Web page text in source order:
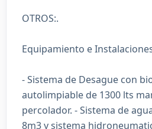
OTROS:.
Equipamiento e
- Sistema de Desague con
autolimpiable de 1300 lts
percolador. - Sistema de
8m3 y sistema